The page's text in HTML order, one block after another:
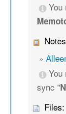
»
sync "
Files: